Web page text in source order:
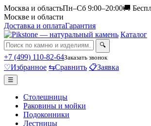
Москва и областьПн–Сб 9:00–20:00🚚
Москве и области
Доставка и оплатаГарантия
Каталог
🔍
+7 (499) 110-82-64Заказать звонок
♡Избранное ⇆Сравнить 📋Заявка
☰
Столешницы
Раковины и мойки
Подоконники
Лестницы